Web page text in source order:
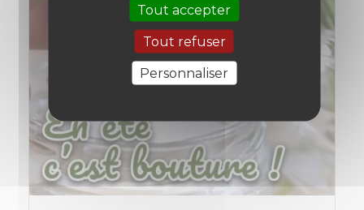
Tout accepter
Tout refuser
Personnaliser